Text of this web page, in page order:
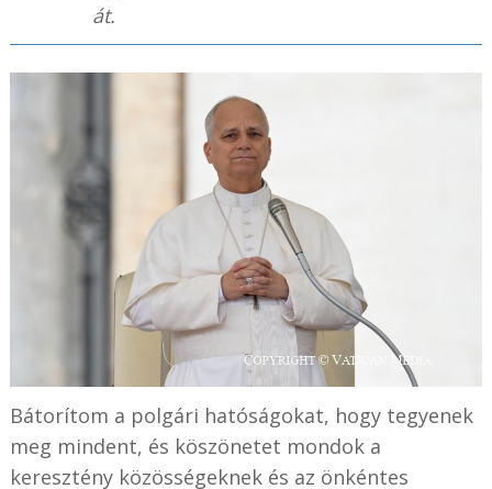
át.
Bátorítom a polgári hatóságokat, hogy tegyenek
meg mindent, és köszönetet mondok a
keresztény közösségeknek és az önkéntes